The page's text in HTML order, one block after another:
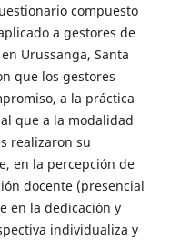
compuesto
a gestores de
Urussanga, Santa
que los gestores
a la práctica
que a la modalidad
realizaron su
en la percepción de
docente (presencial
en la dedicación y
individualiza y